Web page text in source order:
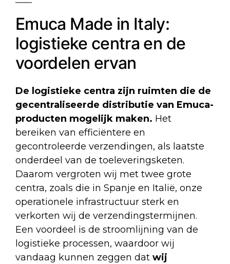
Emuca Made in Italy:
logistieke centra en de
voordelen ervan
De logistieke centra zijn ruimten die de
gecentraliseerde distributie van Emuca-
producten mogelijk maken. Het
bereiken van efficiëntere en
gecontroleerde verzendingen, als laatste
onderdeel van de toeleveringsketen.
Daarom vergroten wij met twee grote
centra, zoals die in Spanje en Italië, onze
operationele infrastructuur sterk en
verkorten wij de verzendingstermijnen.
Een voordeel is de stroomlijning van de
logistieke processen, waardoor wij
vandaag kunnen zeggen dat wij